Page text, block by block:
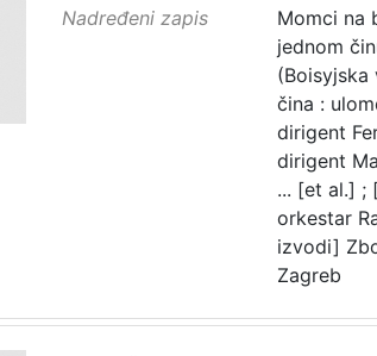
Nadređeni zapis
Momci na
jednom
čina :
dirigent
dirigent
... [et al.] ;
orkestar
izvodi]
Zagreb